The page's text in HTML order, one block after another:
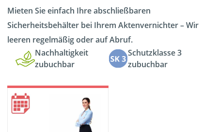
Mieten Sie einfach Ihre abschließbaren
Sicherheitsbehälter bei Ihrem Aktenvernichter – Wir
leeren regelmäßig oder auf Abruf.
Nachhaltigkeit
zubuchbar
Schutzklasse 3
zubuchbar